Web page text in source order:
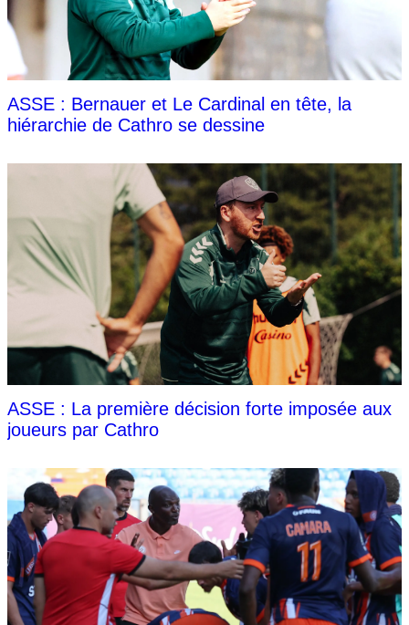
ASSE : Bernauer et Le Cardinal en tête, la
hiérarchie de Cathro se dessine
ASSE : La première décision forte imposée aux
joueurs par Cathro